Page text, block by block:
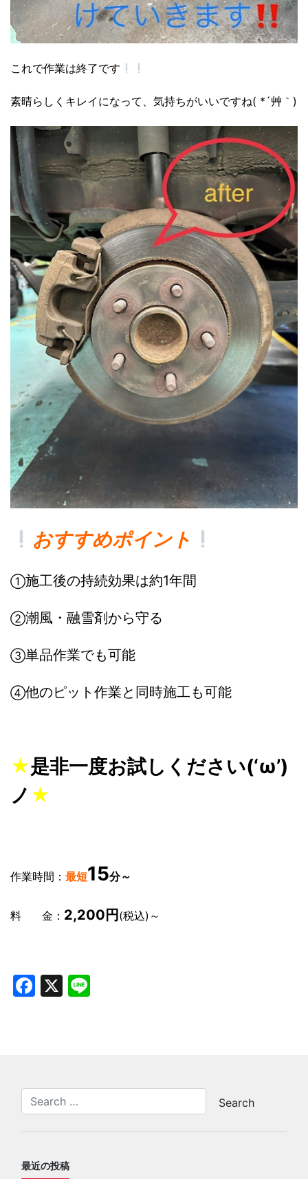
これで作業は終了です
素晴らしくキレイになって、気持ちがいいですね( *´艸｀)
おすすめポイント
①施工後の持続効果は約1年間
②潮風・融雪剤から守る
③単品作業でも可能
④他のピット作業と同時施工も可能
★是非一度お試しください(‘ω’)
ノ ★
作業時間： 最短15分～
料 金： 2,200円 (税込)～
Facebook
X
最近の投稿